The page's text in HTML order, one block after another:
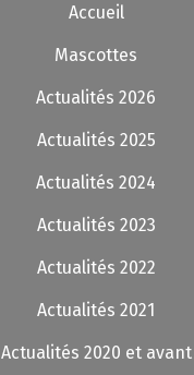
Accueil
Mascottes
Actualités 2026
Actualités 2025
Actualités 2024
Actualités 2023
Actualités 2022
Actualités 2021
Actualités 2020 et avant